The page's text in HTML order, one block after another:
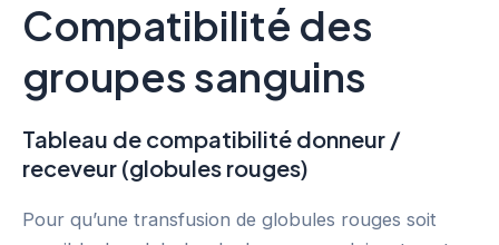
Compatibilité des
groupes sanguins
Tableau de compatibilité donneur /
receveur (globules rouges)
Pour qu’une transfusion de globules rouges soit